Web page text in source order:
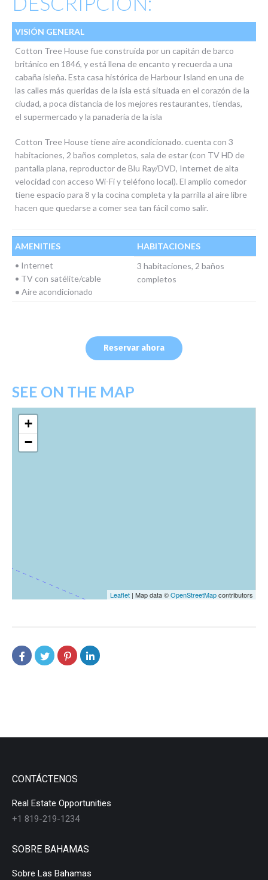
VISIÓN GENERAL
Cotton Tree House fue construida por un capitán de barco
británico en 1846, y está llena de encanto y recuerda a una
cabaña isleña. Esta casa histórica de Harbour Island en una de
las calles más queridas de la isla está situada en el corazón de la
ciudad, a poca distancia de los mejores restaurantes, tiendas,
el supermercado y la panadería de la isla
Cotton Tree House tiene aire acondicionado. cuenta con 3
habitaciones, 2 baños completos, sala de estar (con TV HD de
pantalla plana, reproductor de Blu Ray/DVD, Internet de alta
velocidad con acceso Wi-Fi y teléfono local). El amplio comedor
tiene espacio para 8 y la cocina completa y la parrilla al aire libre
hacen que quedarse a comer sea tan fácil como salir.
AMENITIES
HABITACIONES
• Internet
• TV con satélite/cable
• Aire acondicionado
3 habitaciones, 2 baños
completos
Reservar ahora
SEE ON THE MAP
+
−
Leaflet | Map data ©OpenStreetMapcontributors
CONTÁCTENOS
Real Estate Opportunities
+1 819-219-1234
SOBRE BAHAMAS
Sobre Las Bahamas